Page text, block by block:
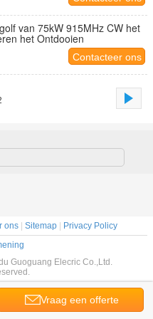
van 75kW 915MHz CW het
het Ontdooien
Contacteer ons
Vraag een offerte
ons| Sitemap|
Privacy Policy
Guoguang Elecric Co.,Ltd.